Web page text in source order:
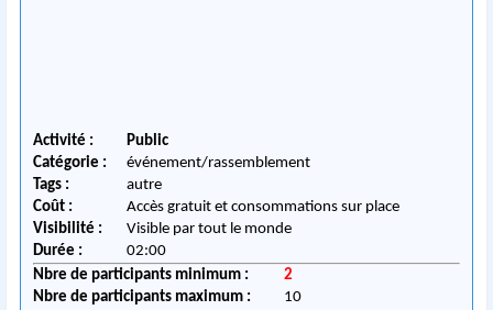
Activité :
Public
Catégorie :
événement/rassemblement
Tags :
autre
Coût :
Accès gratuit et consommations sur place
Visibilité :
Visible par tout le monde
Durée :
02:00
Nbre de participants minimum :
2
Nbre de participants maximum :
10